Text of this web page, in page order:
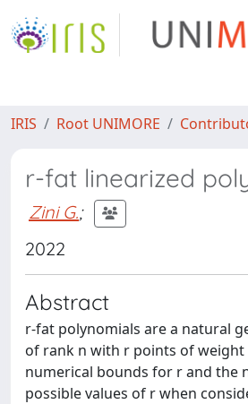
IRIS Root UNIMORE
r-fat linearized
Zini G.;
2022
Abstract
r-fat polynomials are a natural
of rank n with r points of
numerical bounds for r and the
possible values of r when